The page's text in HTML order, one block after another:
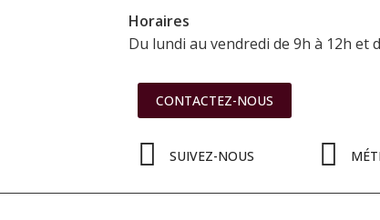
Horaires
Du lundi au vendredi de 9h à 12h et
CONTACTEZ-NOUS
SUIVEZ-NOUS